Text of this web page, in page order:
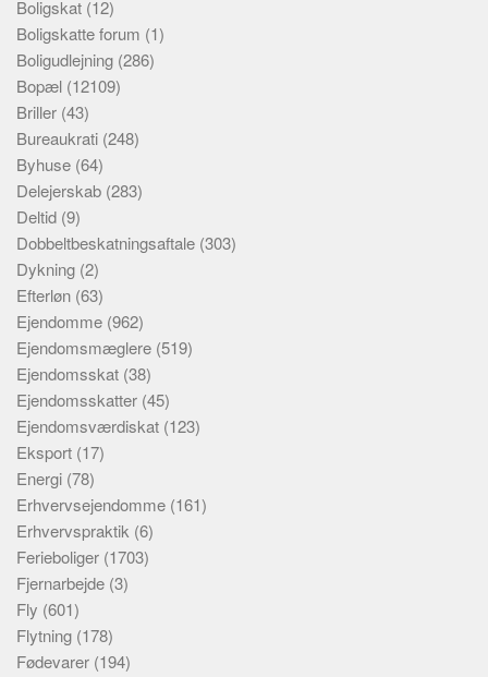
Boligskat (12)
Boligskatte forum (1)
Boligudlejning (286)
Bopæl (12109)
Briller (43)
Bureaukrati (248)
Byhuse (64)
Delejerskab (283)
Deltid (9)
Dobbeltbeskatningsaftale (303)
Dykning (2)
Efterløn (63)
Ejendomme (962)
Ejendomsmæglere (519)
Ejendomsskat (38)
Ejendomsskatter (45)
Ejendomsværdiskat (123)
Eksport (17)
Energi (78)
Erhvervsejendomme (161)
Erhvervspraktik (6)
Ferieboliger (1703)
Fjernarbejde (3)
Fly (601)
Flytning (178)
Fødevarer (194)